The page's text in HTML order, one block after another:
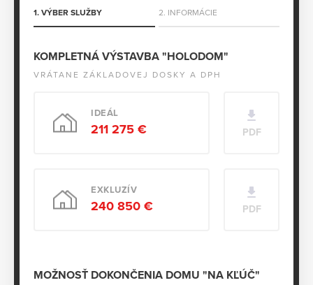
1. VÝBER SLUŽBY 2. INFORMÁCIE
KOMPLETNÁ VÝSTAVBA "HOLODOM"
VRÁTANE ZÁKLADOVEJ DOSKY A DPH
IDEÁL
211 275 € PDF
EXKLUZÍV
240 850 € PDF
MOŽNOSŤ DOKONČENIA DOMU "NA KĽÚČ"